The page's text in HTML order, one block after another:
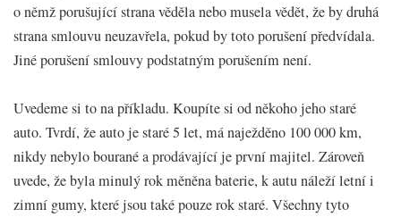
o němž porušující strana věděla nebo musela vědět, že by druhá
strana smlouvu neuzavřela, pokud by toto porušení předvídala.
Jiné porušení smlouvy podstatným porušením není.
Uvedeme si to na příkladu. Koupíte si od někoho jeho staré
auto. Tvrdí, že auto je staré 5 let, má naježděno 100 000 km,
nikdy nebylo bourané a prodávající je první majitel. Zároveň
uvede, že byla minulý rok měněna baterie, k autu náleží letní i
zimní gumy, které jsou také pouze rok staré. Všechny tyto